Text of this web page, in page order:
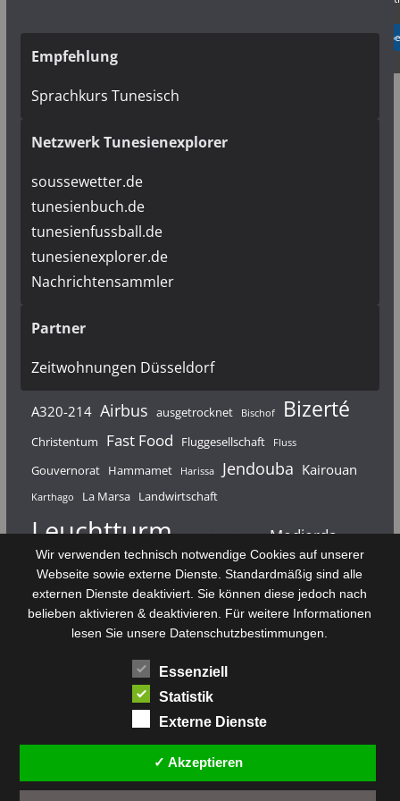
✓ Erlauben
Empfehlung
Sprachkurs Tunesisch
Netzwerk Tunesienexplorer
soussewetter.de
tunesienbuch.de
tunesienfussball.de
tunesienexplorer.de
Nachrichtensammler
Partner
Zeitwohnungen Düsseldorf
A320-214 Airbus ausgetrocknet Bischof Bizerté
Christentum Fast Food Fluggesellschaft Fluss
Gouvernorat Hammamet Harissa Jendouba Kairouan
Karthago La Marsa Landwirtschaft
Leuchtturm Mahdia Majerda Medjerda
Monastir Médenine Nabeul Nouvelair Punier
Rundfunk Römer Salzsee Sebkha
Sfax Sidi Bou Said Souk El Arba Sousse
Stadt Tabarka Telekommunikation
Zaghouan
Wir verwenden technisch notwendige Cookies auf unserer
Webseite sowie externe Dienste. Standardmäßig sind alle
externen Dienste deaktiviert. Sie können diese jedoch nach
belieben aktivieren & deaktivieren. Für weitere Informationen
lesen Sie unsere Datenschutzbestimmungen.
Essenziell
Statistik
Externe Dienste
✓ Akzeptieren